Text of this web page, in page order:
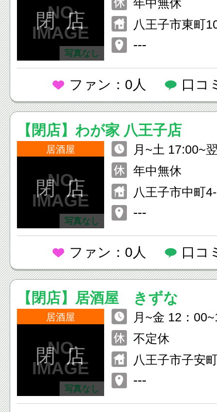
写真なし
閉 店
年中無休
八王子市東町
---
ファン：0人 口コ
【閉店】わが家 八王子店
居酒屋
写真なし
閉 店
月~土 17:00~
0) 日
年中無休
八王子市中町
---
ファン：0人 口コ
【閉店】居酒屋 きずな
居酒屋
写真なし
閉 店
月~金 12：
0~23：00 土・日 15：00~2
不定休
八王子市子安
---